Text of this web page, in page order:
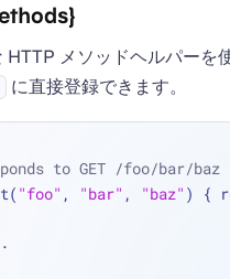
HTTP メソッドヘルパーを
に直接登録できます。
to GET /foo/bar/baz
"foo" , "bar" , "baz"